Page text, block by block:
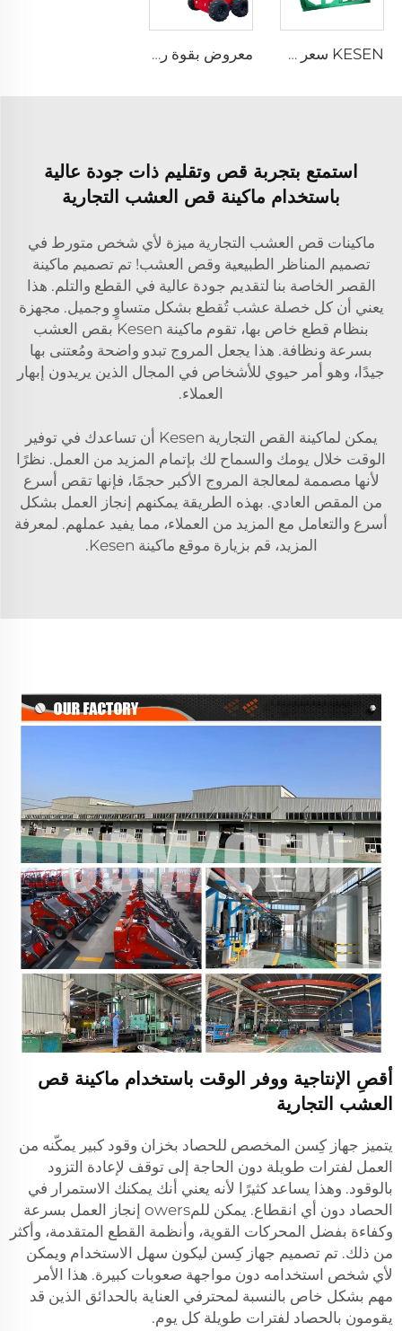
KESEN سعر مصنع سحق سريع محطم بشاشات مختلفة فم مربع قطر كبير محطم الخشب لنشارة الخشب معروض بقوة رخيص حفّار توجيهي صغير محرك مرفق حفّار توجيهي صغير ديزل
استمتع بتجربة قص وتقليم ذات جودة عالية
باستخدام ماكينة قص العشب التجارية
ماكينات قص العشب التجارية ميزة لأي شخص متورط في
تصميم المناظر الطبيعية وقص العشب! تم تصميم ماكينة
القصر الخاصة بنا لتقديم جودة عالية في القطع والتلم. هذا
يعني أن كل خصلة عشب تُقطع بشكل متساوٍ وجميل. مجهزة
بنظام قطع خاص بها، تقوم ماكينة Kesen بقص العشب
بسرعة ونظافة. هذا يجعل المروج تبدو واضحة ومُعتنى بها
جيدًا، وهو أمر حيوي للأشخاص في المجال الذين يريدون إبهار
العملاء.
يمكن لماكينة القص التجارية Kesen أن تساعدك في توفير
الوقت خلال يومك والسماح لك بإتمام المزيد من العمل. نظرًا
لأنها مصممة لمعالجة المروج الأكبر حجمًا، فإنها تقص أسرع
من المقص العادي. بهذه الطريقة يمكنهم إنجاز العمل بشكل
أسرع والتعامل مع المزيد من العملاء، مما يفيد عملهم. لمعرفة
المزيد، قم بزيارة موقع ماكينة Kesen.
أقصِ الإنتاجية ووفر الوقت باستخدام ماكينة قص
العشب التجارية
يتميز جهاز كِسن المخصص للحصاد بخزان وقود كبير يمكّنه من
العمل لفترات طويلة دون الحاجة إلى توقف لإعادة التزود
بالوقود. وهذا يساعد كثيرًا لأنه يعني أنك يمكنك الاستمرار في
الحصاد دون أي انقطاع. يمكن للمowers إنجاز العمل بسرعة
وكفاءة بفضل المحركات القوية، وأنظمة القطع المتقدمة، وأكثر
من ذلك. تم تصميم جهاز كِسن ليكون سهل الاستخدام ويمكن
لأي شخص استخدامه دون مواجهة صعوبات كبيرة. هذا الأمر
مهم بشكل خاص بالنسبة لمحترفي العناية بالحدائق الذين قد
يقومون بالحصاد لفترات طويلة كل يوم.